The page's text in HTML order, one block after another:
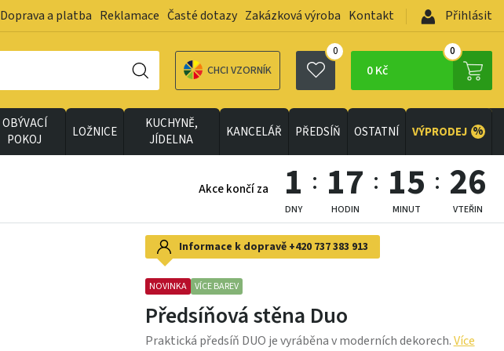
Doprava a platba Reklamace Časté dotazy Zakázková výroba Kontakt Přihlásit
CHCI VZORNÍK
0
0 Kč
0
OBÝVACÍ
POKOJ
LOŽNICE
KUCHYNĚ,
JÍDELNA
KANCELÁŘ PŘEDSÍŇ OSTATNÍ VÝPRODEJ %
Akce končí za 1
DNY
17
HODIN
15
MINUT
24
VTEŘIN
Informace k dopravě +420 737 383 913
NOVINKA VÍCE BAREV
Předsíňová stěna Duo
Praktická předsíň DUO je vyráběna v moderních dekorech.Více